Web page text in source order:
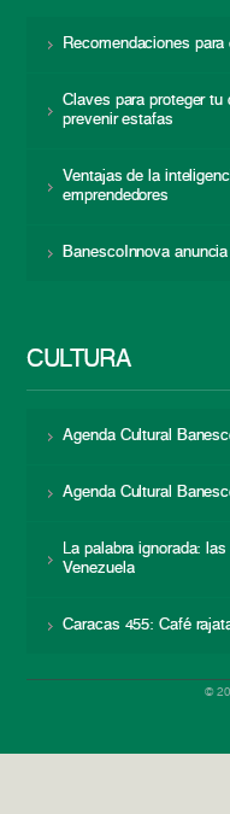
Recomendaciones
Claves para proteger
prevenir estafas
Ventajas de la
emprendedores
BanescoInnova
CULTURA
Agenda Cultural
Agenda Cultural
La palabra ignorada:
Venezuela
Caracas 455: Café
©